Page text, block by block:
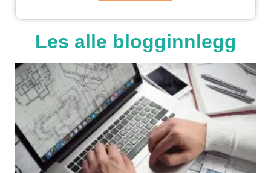
Les alle blogginnlegg